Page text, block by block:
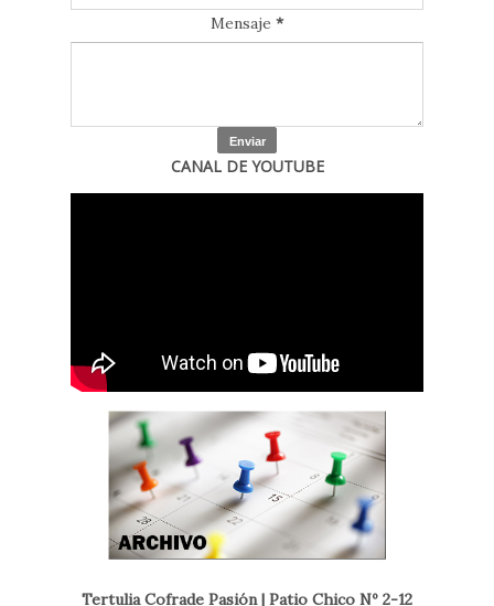
Mensaje *
CANAL DE YOUTUBE
Tertulia Cofrade Pasión | Patio Chico Nº 2-12